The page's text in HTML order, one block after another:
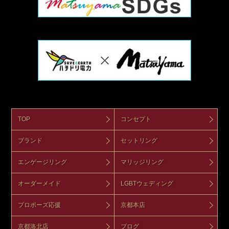
TOP コンセプト
ブランド セットリング
エンゲージリング マリッジリング
オーダーメイド LGBTウェディング
プロポーズ応援 京都本店
京都洛北店 ブログ